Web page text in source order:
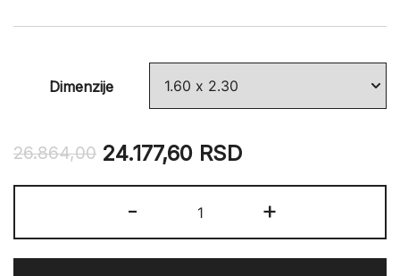
Dimenzije
26.864,00 24.177,60 RSD
-
63799-
2626
+